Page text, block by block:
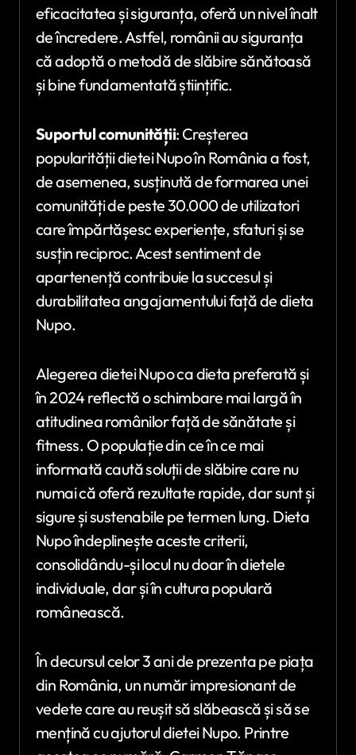
eficacitatea și siguranța, oferă un nivel înalt
de încredere. Astfel, românii au siguranța
că adoptă o metodă de slăbire sănătoasă
și bine fundamentată științific.
Suportul comunității: Creșterea
popularității dietei Nupo în România a fost,
de asemenea, susținută de formarea unei
comunități de peste 30.000 de utilizatori
care împărtășesc experiențe, sfaturi și se
susțin reciproc. Acest sentiment de
apartenență contribuie la succesul și
durabilitatea angajamentului față de dieta
Nupo.
Alegerea dietei Nupo ca dieta preferată și
în 2024 reflectă o schimbare mai largă în
atitudinea românilor față de sănătate și
fitness. O populație din ce în ce mai
informată caută soluții de slăbire care nu
numai că oferă rezultate rapide, dar sunt și
sigure și sustenabile pe termen lung. Dieta
Nupo îndeplinește aceste criterii,
consolidându-și locul nu doar în dietele
individuale, dar și în cultura populară
românească.
În decursul celor 3 ani de prezenta pe piața
din România, un număr impresionant de
vedete care au reușit să slăbească și să se
mențină cu ajutorul dietei Nupo. Printre